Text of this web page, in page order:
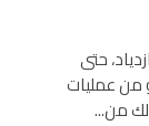
حتى
من عمليات
من...